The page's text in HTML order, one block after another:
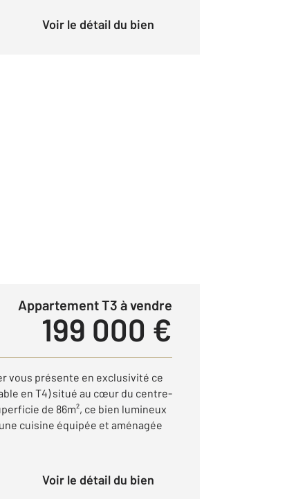
Voir le détail du bien
Appartement T3 à vendre
199 000 €
vous présente en exclusivité ce
en T4) situé au cœur du centre-
de 86m², ce bien lumineux
cuisine équipée et aménagée
Voir le détail du bien